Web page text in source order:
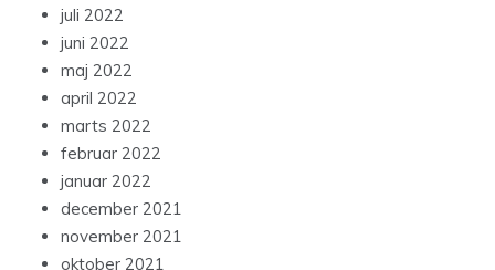
juli 2022
juni 2022
maj 2022
april 2022
marts 2022
februar 2022
januar 2022
december 2021
november 2021
oktober 2021